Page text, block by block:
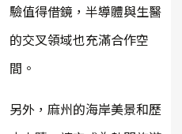
驗值得借鏡，半導體與生醫
的交叉領域也充滿合作空
間。
另外，麻州的海岸美景和歷